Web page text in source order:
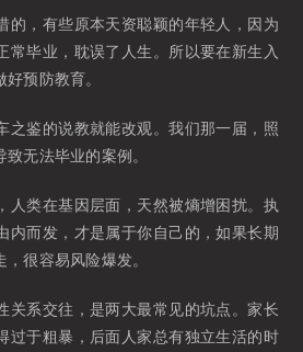
的，有些原本天资聪颖的年轻人，因为
常毕业，耽误了人生。所以要在新生入
预防教育。
之鉴的说教就能改观。我们那一届，照
无法毕业的案例。
人类在基因层面，天然被熵增困扰。执
内而发，才是属于你自己的，如果长期
很容易风险爆发。
关系交往，是两大最常见的坑点。家长
过于粗暴，后面人家总有独立生活的时